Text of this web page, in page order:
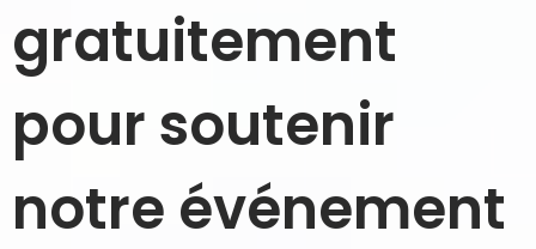
gratuitement
pour soutenir
notre événement